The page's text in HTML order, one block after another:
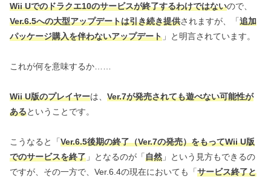
Wii Uでのドラクエ10のサービスが終了するわけではないので、
Ver.6.5への大型アップデートは引き続き提供されますが、「追加
パッケージ購入を伴わないアップデート 」と明言されています。
これが何を意味するか……
Wii U版のプレイヤーは、 Ver.7が発売されても遊べない可能性が
あるということです。
こうなると「Ver.6.5後期の終了（Ver.7の発売）をもってWii U版
でのサービスを終了 」となるのが「自然 」という見方もできるの
ですが、その一方で、Ver.6.4の現在においても「サービス終了と